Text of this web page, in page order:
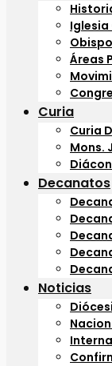
Áreas
Curia
Curia
Mons.
Decanatos
Noticias